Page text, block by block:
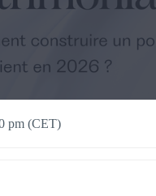
pm (CET)